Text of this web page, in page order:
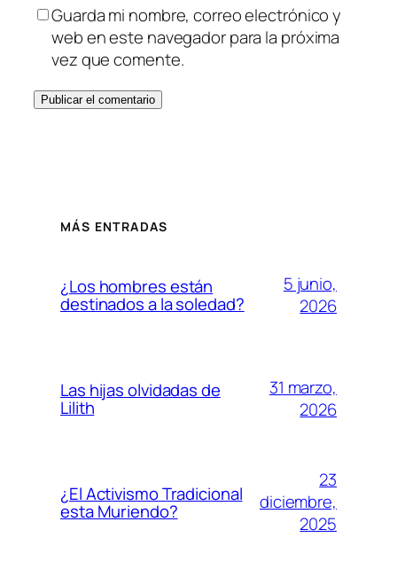
Guarda mi nombre, correo electrónico y
web en este navegador para la próxima
vez que comente.
MÁS ENTRADAS
¿Los hombres están
destinados a la soledad?
5 junio,
2026
Las hijas olvidadas de
Lilith
31 marzo,
2026
¿El Activismo Tradicional
esta Muriendo?
23
diciembre,
2025